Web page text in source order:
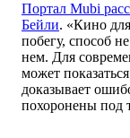
Портал Mubi
Бейли. «Кино
побегу, способ
нем. Для
может
доказывает
похоронены под